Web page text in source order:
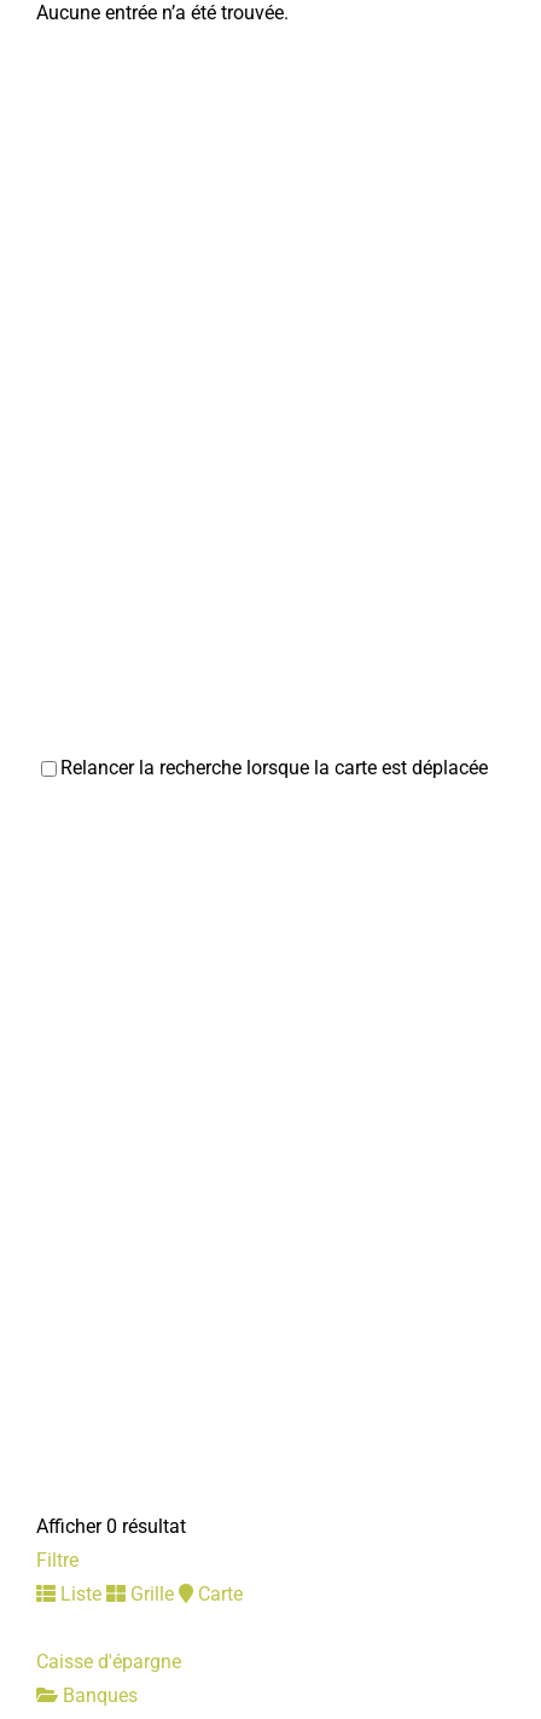
Aucune entrée n’a été trouvée.
Relancer la recherche lorsque la carte est déplacée
Afficher 0 résultat
Filtre
Liste
Grille Carte
Caisse d'épargne
Banques